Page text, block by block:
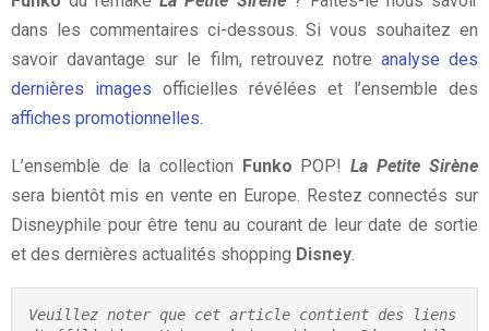
dans les commentaires ci-dessous. Si vous souhaitez en
savoir davantage sur le film, retrouvez notre analyse des
dernières images officielles révélées et l’ensemble des
affiches promotionnelles
L’ensemble de la collection Funko POP!La Petite Sirène
sera bientôt mis en vente en Europe. Restez connectés sur
Disneyphile pour être tenu au courant de leur date de sortie
et des dernières actualités shopping Disney
Veuillez noter que cet article contient des liens